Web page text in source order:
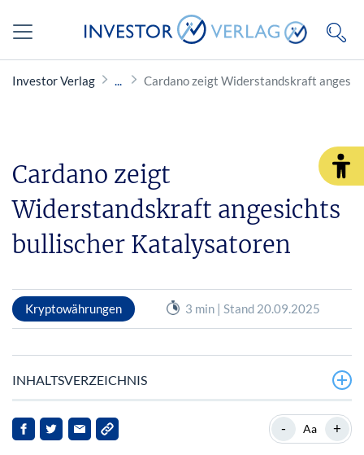
Investor Verlag Cardano zeigt Widerstandskraft
Cardano zeigt
Widerstandskraft angesichts
bullischer Katalysatoren
Kryptowährungen 3 min | Stand 20.09.2025
INHALTSVERZEICHNIS
Cardano bleibt stabil trotz Marktoptimismus
- Aa +